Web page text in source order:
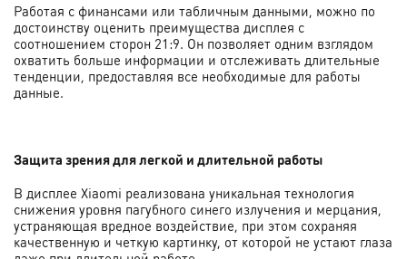
Работая с финансами или табличным данными, можно по
достоинству оценить преимущества дисплея с
соотношением сторон 21:9. Он позволяет одним взглядом
охватить больше информации и отслеживать длительные
тенденции, предоставляя все необходимые для работы
данные.
Защита зрения для легкой и длительной работы
В дисплее Xiaomi реализована уникальная технология
снижения уровня пагубного синего излучения и мерцания,
устраняющая вредное воздействие, при этом сохраняя
качественную и четкую картинку, от которой не устают глаза